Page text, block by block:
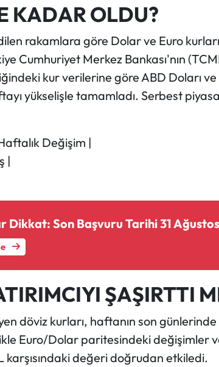
KADAR OLDU?
rakamlara göre Dolar ve Euro
Cumhuriyet Merkez Bankası'nın
kur verilerine göre ABD Doları ve
yükselişle tamamladı. Serbest
Değişim |
|
Dikkat: Son Başvuru Tarihi 31 Ağustos
ŞAŞIRTTI
döviz kurları, haftanın son günlerinde
Euro/Dolar paritesindeki değişimler
değeri doğrudan etkiledi.